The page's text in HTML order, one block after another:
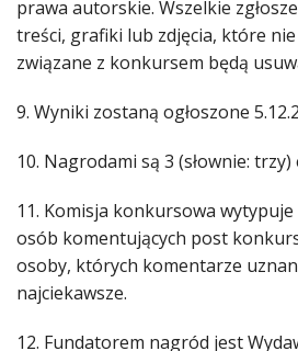
prawa autorskie. Wszelkie
treści, grafiki lub zdjęcia, które
związane z konkursem będą
9. Wyniki zostaną ogłoszone
10. Nagrodami są 3 (słownie:
11. Komisja konkursowa
osób komentujących post
osoby, których komentarze
najciekawsze.
12. Fundatorem nagród jest